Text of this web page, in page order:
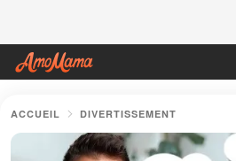
ACCUEIL DIVERTISSEMENT